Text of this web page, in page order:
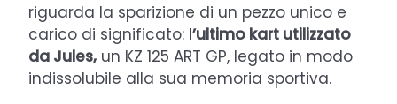
riguarda la sparizione di un pezzo unico e
carico di significato: l’ultimo kart utilizzato
da Jules, un KZ 125 ART GP, legato in modo
indissolubile alla sua memoria sportiva.